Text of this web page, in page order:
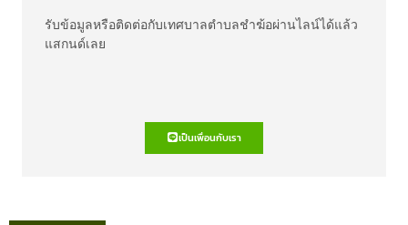
รับข้อมูลหรือติดต่อกับเทศบาลตำบลชำฆ้อผ่านไลน์ได้แล้ว
แสกนด์เลย
เป็นเพื่อนกับเรา